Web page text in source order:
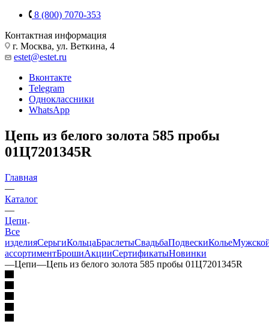
8 (800) 7070-353
Контактная информация
г. Москва, ул. Веткина, 4
estet@estet.ru
Вконтакте
Telegram
Одноклассники
WhatsApp
Цепь из белого золота 585 пробы
01Ц7201345R
Главная
—
Каталог
—
Цепи
Все
изделияСерьгиКольцаБраслетыСвадьбаПодвескиКолье
ассортиментБрошиАкцииСертификатыНовинки
—Цепи—Цепь из белого золота 585 пробы 01Ц7201345R